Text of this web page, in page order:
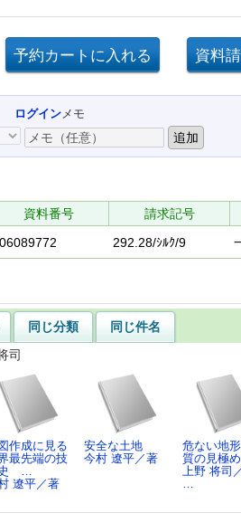
ログインメモ
資料番号 請求記号
292.28/ｼﾙｸ/9
同じ分類
同じ件名
司
作成に見る
最先端の技
…
遼平／著
安全な土地
今村 遼平／著
危ない地
質の見極
上野 将司
…